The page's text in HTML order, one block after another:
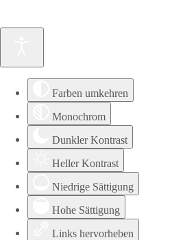
Farben umkehren
Monochrom
Dunkler Kontrast
Heller Kontrast
Niedrige Sättigung
Hohe Sättigung
Links hervorheben